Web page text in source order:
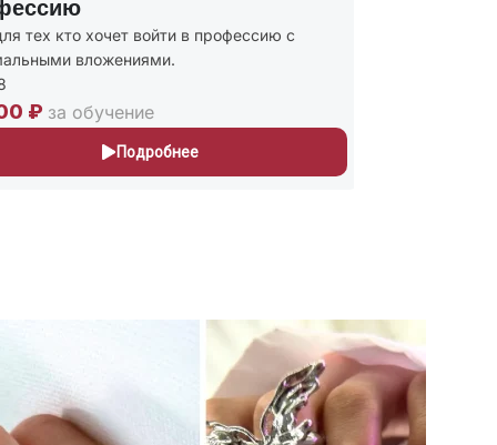
тех кто хочет войти в профессию с
вложениями.
₽за обучение
Подробнее